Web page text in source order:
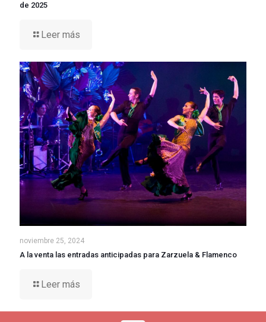
de 2025
Leer más
noviembre 25, 2024
A la venta las entradas anticipadas para Zarzuela & Flamenco
Leer más